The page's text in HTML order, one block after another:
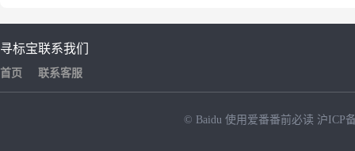
寻标宝
首页
联系我们
联系客服
© Baidu 使用爱番番前必读 沪ICP